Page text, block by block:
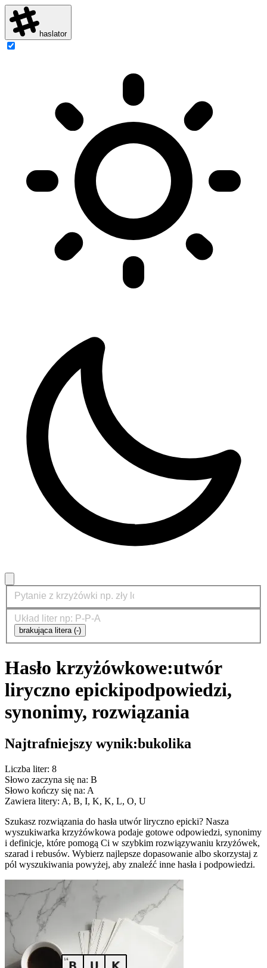
haslator
brakująca litera (-)
Hasło krzyżówkowe:utwór
liryczno epickipodpowiedzi,
synonimy, rozwiązania
Najtrafniejszy wynik:bukolika
Liczba liter: 8
Słowo zaczyna się na: B
Słowo kończy się na: A
Zawiera litery: A, B, I, K, K, L, O, U
Szukasz rozwiązania do hasła utwór liryczno epicki? Nasza
wyszukiwarka krzyżówkowa podaje gotowe odpowiedzi, synonimy
i definicje, które pomogą Ci w szybkim rozwiązywaniu krzyżówek,
szarad i rebusów. Wybierz najlepsze dopasowanie albo skorzystaj z
pól wyszukiwania powyżej, aby znaleźć inne hasła i podpowiedzi.